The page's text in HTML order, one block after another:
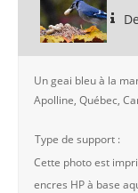
Un geai bleu à la
Apolline, Québec,
Type de support :
Cette photo est
encres HP à base